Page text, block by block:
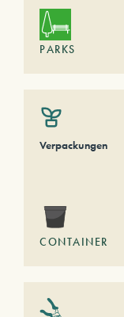
PARKS
Verpackungen
CONTAINER